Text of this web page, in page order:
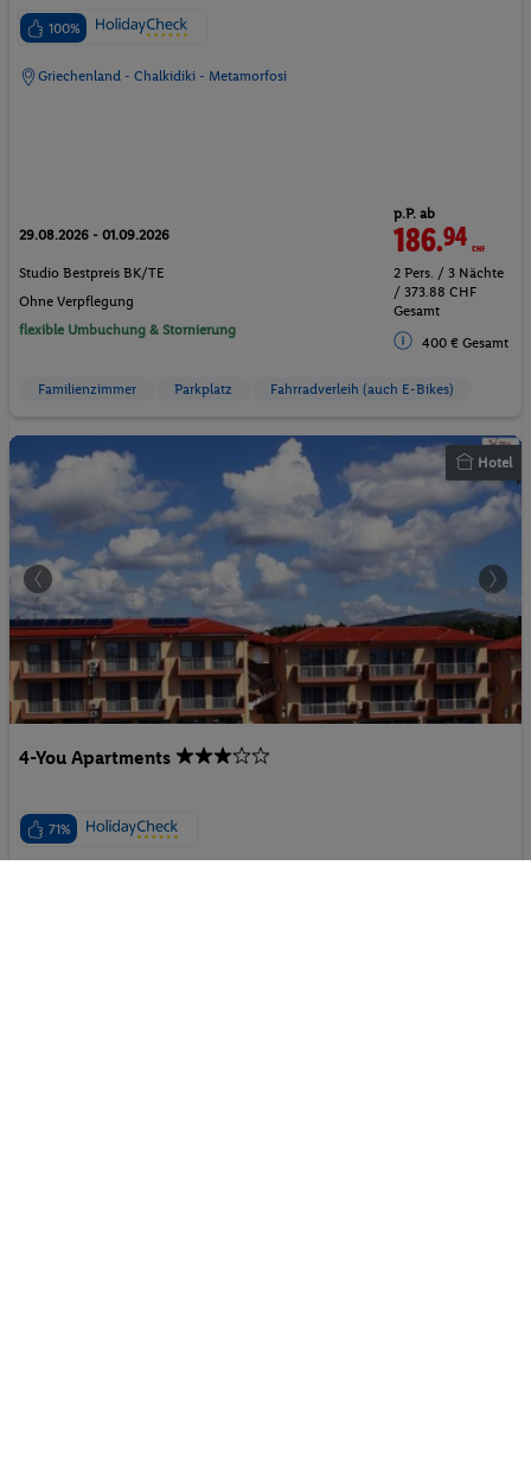
100%
Griechenland - Chalkidiki - Metamorfosi
29.08.2026 - 01.09.2026
Studio Bestpreis BK/TE
Ohne Verpflegung
flexible Umbuchung & Stornierung
p.P. ab
186.94CHF
2 Pers. / 3 Nächte
/ 373.88 CHF
Gesamt
400 € Gesamt
Familienzimmer Parkplatz Fahrradverleih (auch E-Bikes)
Hotel
4-You Apartments
71%